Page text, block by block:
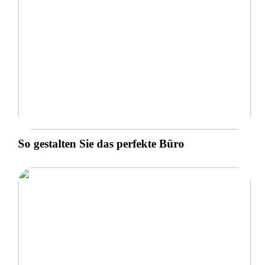
So gestalten Sie das perfekte Büro